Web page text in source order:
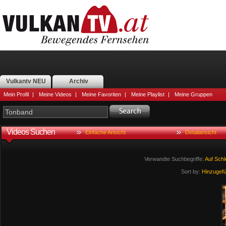
Vulkantv NEU Archiv
Mein Profil | Meine Videos | Meine Favoriten | Meine Playlist | Meine Gruppen
Videos Suchen Einfache Ansicht Detailansicht
Verwandte Suchbegriffe: Auf
Sort by: